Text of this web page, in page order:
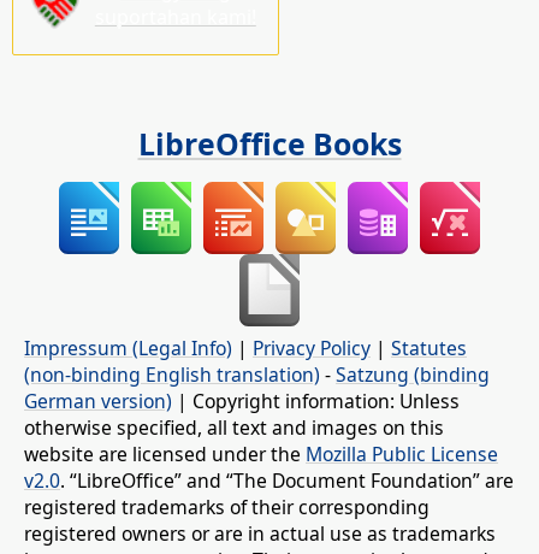
LibreOffice Books
Impressum (Legal Info) | Privacy Policy | Statutes
(non-binding English translation) -Satzung (binding
German version) | Copyright information: Unless
otherwise specified, all text and images on this
website are licensed under the Mozilla Public License
v2.0. “LibreOffice” and “The Document Foundation” are
registered trademarks of their corresponding
registered owners or are in actual use as trademarks